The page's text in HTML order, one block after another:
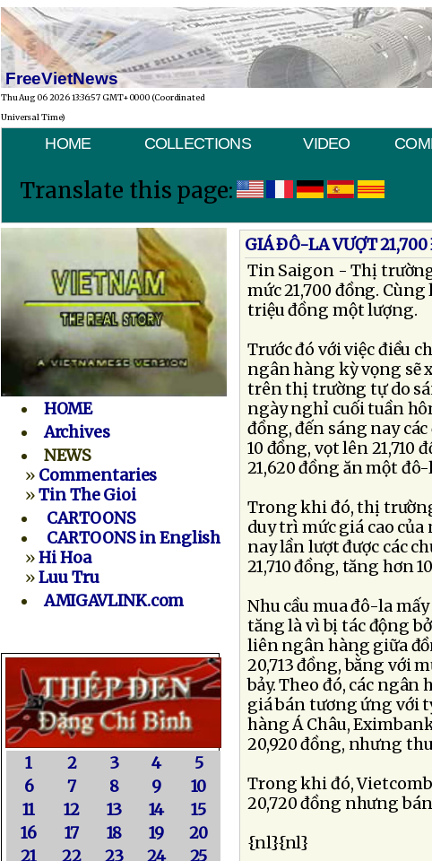
FreeVietNews
Thu Aug 06 2026 13:36:57 GMT+0000 (Coordinated
Universal Time)
HOME COLLECTIONS VIDEO
Translate this page:
HOME
Archives
NEWS
» Commentaries
»Tin The Gioi
CARTOONS
CARTOONS in English
»Hi Hoa
»Luu Tru
AMIGAVLINK.com
1 2 3 4
5
6
7 8 9
10
11
12 13 14
15
16
17 18 19
20
21
22 23 24
25
GIÁ ÐÔ-LA VƯỢT
Tin Saigon - Thị
mức 21,700 đồng.
triệu đồng một lượng.
Trước đó với việc điều
ngân hàng kỳ vọng sẽ
trên thị trường tự do
ngày nghỉ cuối tuần
đồng, đến sáng nay
10 đồng, vọt lên 21,710
21,620 đồng ăn một đô-
Trong khi đó, thị
duy trì mức giá cao của
nay lần lượt được các
21,710 đồng, tăng hơn
Nhu cầu mua đô-la
tăng là vì bị tác động
liên ngân hàng giữa
20,713 đồng, bằng với
bảy. Theo đó, các
giá bán tương ứng với
hàng Á Châu,
20,920 đồng, nhưng
Trong khi đó,
20,720 đồng nhưng
{nl}{nl}